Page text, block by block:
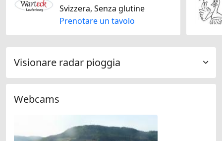
Svizzera, Senza glutine
Prenotare un tavolo
Visionare radar pioggia
Webcams